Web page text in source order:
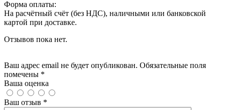
Форма оплаты:
На расчётный счёт (без НДС), наличными или банковской
картой при доставке.
Отзывов пока нет.
Ваш адрес email не будет опубликован. Обязательные поля
помечены *
Ваша оценка
Ваш отзыв *